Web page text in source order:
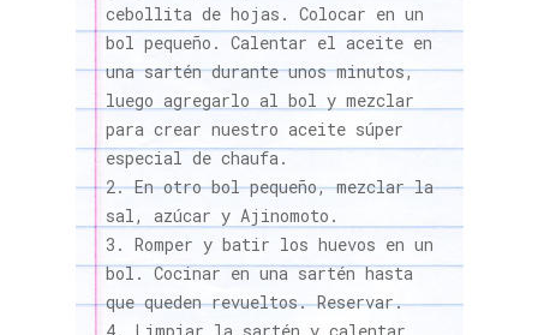
cebollita de hojas. Colocar en un
bol pequeño. Calentar el aceite en
una sartén durante unos minutos,
luego agregarlo al bol y mezclar
para crear nuestro aceite súper
especial de chaufa.
En otro bol pequeño, mezclar la
sal, azúcar y Ajinomoto.
Romper y batir los huevos en un
bol. Cocinar en una sartén hasta
que queden revueltos. Reservar.